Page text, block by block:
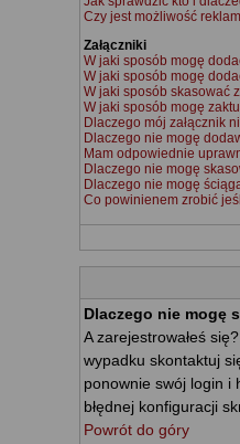
Czy jest możliwość
Załączniki
W jaki sposób mogę
W jaki sposób mogę
W jaki sposób skasować
W jaki sposób mogę
Dlaczego mój załącznik
Dlaczego nie mogę
Mam odpowiednie
Dlaczego nie mogę
Dlaczego nie mogę
Co powinienem zrobić
Dlaczego nie mogę
A zarejestrowałeś
wypadku skontaktuj
ponownie swój login i
błędnej konfiguracji
Powrót do góry